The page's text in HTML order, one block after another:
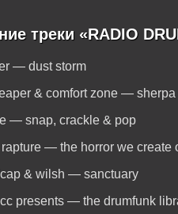
треки «RADIO
— dust storm
& comfort zone — sherpa
— snap, crackle & pop
— the horror we create
& wilsh — sanctuary
presents — the drumfunk